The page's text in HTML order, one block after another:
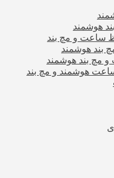
هوشمند
ساعت و مچ بند
بند هوشمند
مچ بند هوشمند
هوشمند و مچ بند